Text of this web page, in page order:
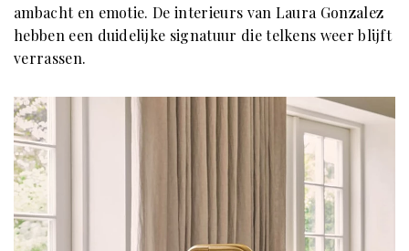
ambacht en emotie. De interieurs van Laura Gonzalez
hebben een duidelijke signatuur die telkens weer blijft
verrassen.